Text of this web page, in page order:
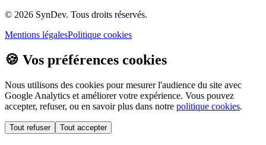
© 2026 SynDev. Tous droits réservés.
Mentions légalesPolitique cookies
🍪 Vos préférences cookies
Nous utilisons des cookies pour mesurer l'audience du site avec
Google Analytics et améliorer votre expérience. Vous pouvez
accepter, refuser, ou en savoir plus dans notre politique cookies.
Tout refuser Tout accepter